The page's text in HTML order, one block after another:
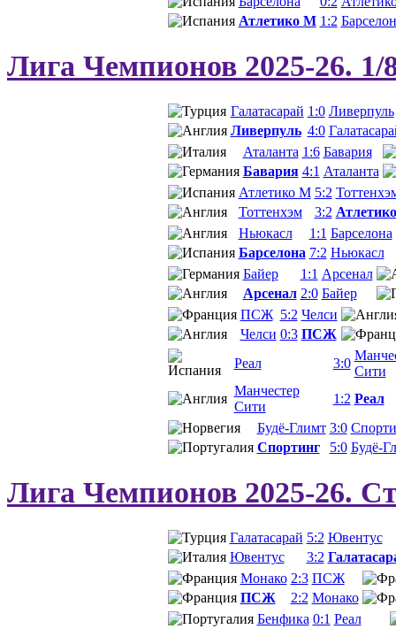
Атлетико М 1:2
Лига Чемпионов 2025-26. 1/
Галатасарай 1:0 Ливерпуль
Ливерпуль 4:0
Аталанта 1:6 Бавария
Бавария 4:1 Аталанта
Атлетико М 5:2
Тоттенхэм
3:2
Ньюкасл
1:1 Барселона
Барселона 7:2 Ньюкасл
Байер
1:1 Арсенал
Арсенал 2:0 Байер
ПСЖ 5:2 Челси
Челси 0:3 ПСЖ
Реал
3:0
Сити
Манчестер
Сити
1:2 Реал
Будё-Глимт 3:0
Спортинг
5:0 Будё-
Лига Чемпионов 2025-26.
Галатасарай 5:2 Ювентус
Ювентус
3:2
Монако 2:3 ПСЖ
ПСЖ
2:2 Монако
Бенфика 0:1 Реал